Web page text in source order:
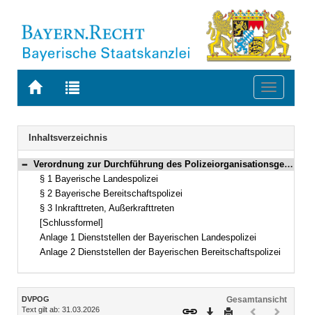
Zur
BAYERN.RECHT
Zur
letzten
Suche
Toggle
Navigation
Inhaltsverzeichnis
Bereich reduzieren
Verordnung zur Durchführung des Polizeiorganisationsgesetzes (DVPOG) Vom 10. März 1998 (GVBl. S. 136) BayRS 2012-2-1-1-I (§§ 1–3)
§ 1 Bayerische Landespolizei
§ 2 Bayerische Bereitschaftspolizei
§ 3 Inkrafttreten, Außerkrafttreten
[Schlussformel]
Anlage 1 Dienststellen der Bayerischen Landespolizei
Anlage 2 Dienststellen der Bayerischen Bereitschaftspolizei
Inhalt
DVPOG
Text gilt ab: 31.03.2026
Gesamtansicht
Download
DruckenVorheriges